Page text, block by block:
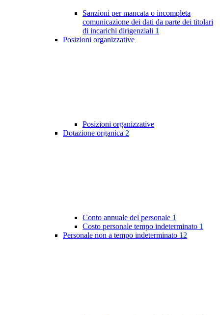
Sanzioni per mancata o incompleta
comunicazione dei dati da parte dei titolari
di incarichi dirigenziali 1
Posizioni organizzative
Posizioni organizzative
Dotazione organica 2
Conto annuale del personale 1
Costo personale tempo indeterminato 1
Personale non a tempo indeterminato 12